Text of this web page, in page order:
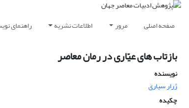
صفحه اصلی مرور اطلاعات نشریه راهنمای
بازتاب های عیّاری در رمان معاصر
نویسنده
ژرار سیاری
چکیده